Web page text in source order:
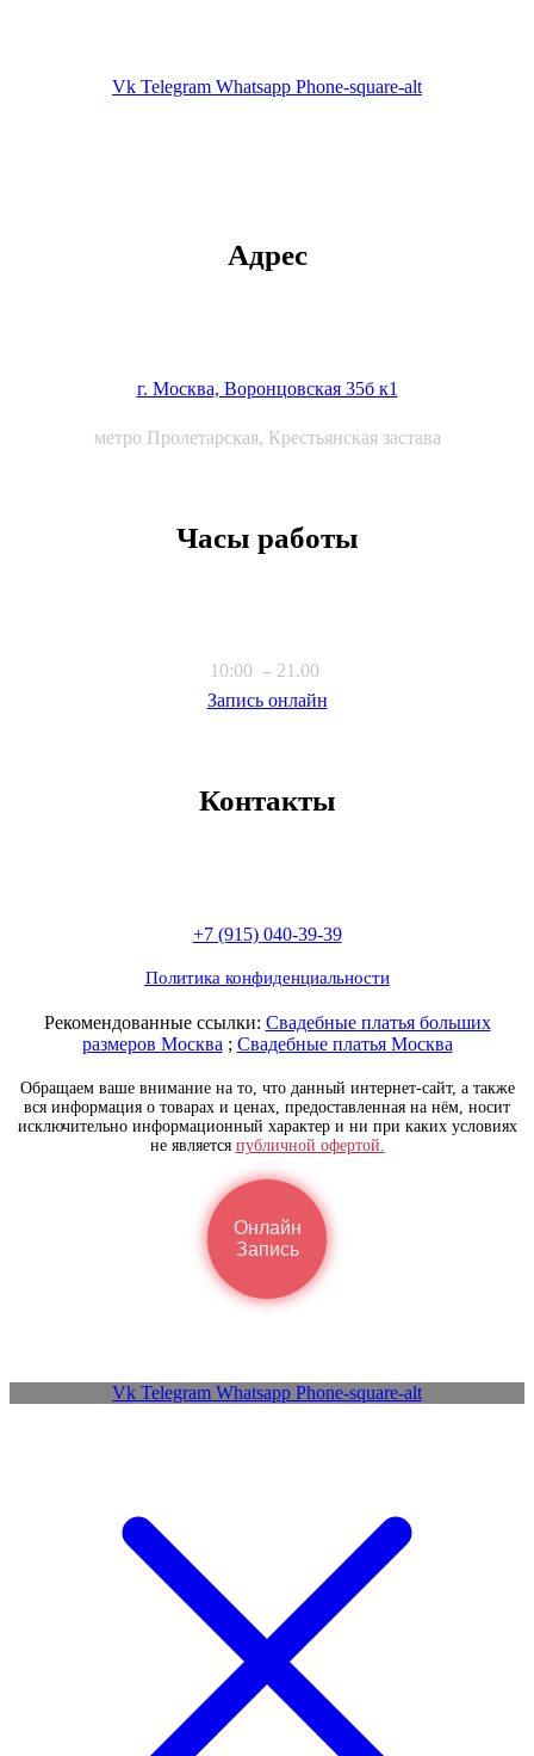
Vk Telegram Whatsapp Phone-square-alt
Адрес
г. Москва, Воронцовская 35б к1
метро Пролетарская, Крестьянская застава
Часы работы
10:00 – 21.00
Запись онлайн
Контакты
+7 (915) 040-39-39
Политика конфиденциальности
Рекомендованные ссылки: Свадебные платья больших
размеров Москва ; Свадебные платья Москва
Обращаем ваше внимание на то, что данный интернет-сайт, а также
вся информация о товарах и ценах, предоставленная на нём, носит
исключительно информационный характер и ни при каких условиях
не является публичной офертой.
Онлайн
Запись
Vk Telegram Whatsapp Phone-square-alt